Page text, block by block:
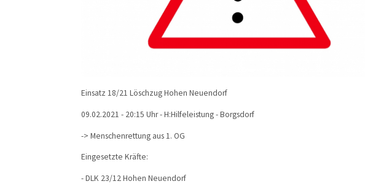
Einsatz 18/21 Löschzug Hohen Neuendorf
09.02.2021 - 20:15 Uhr - H:Hilfeleistung - Borgsdorf
-> Menschenrettung aus 1. OG
Eingesetzte Kräfte:
- DLK 23/12 Hohen Neuendorf